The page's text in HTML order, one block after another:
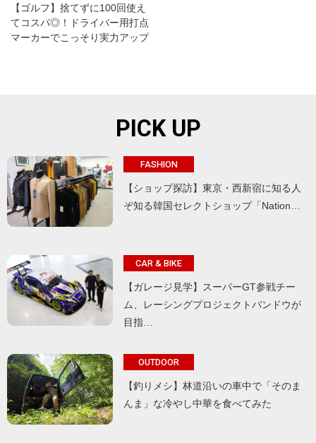
【ゴルフ】捨てずに100回使え
てコスパ◎！ドライバー用打点
マーカーでこっそり実力アップ
PICK UP
FASHION
【ショップ探訪】東京・西新宿に知る人
ぞ知る韓国セレクトショップ「Nation…
CAR & BIKE
【ガレージ見学】スーパーGT参戦チー
ム、レーシングプロジェクトバンドウが
目指…
OUTDOOR
【釣りメシ】林道沿いの車中で「そのま
んま」な冷やし中華を食べてみた